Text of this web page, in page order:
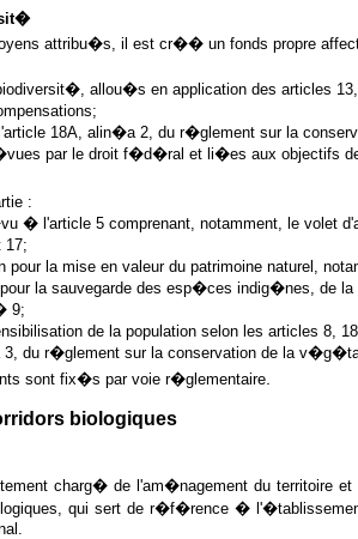
attribu�s, il est cr�� un fonds propre
allou�s en application des articles
18A, alin�a 2, du r�glement sur la
par le droit f�d�ral et li�es aux objectifs
:
� l'article 5 comprenant, notamment, le volet
17;
la mise en valeur du patrimoine naturel,
la sauvegarde des esp�ces indig�nes,
9;
de la population selon les articles 8,
du r�glement sur la conservation de la
sont fix�s par voie r�glementaire.
biologiques
charg� de l'am�nagement du
qui sert de r�f�rence �